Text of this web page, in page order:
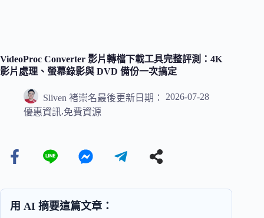
VideoProc Converter 影片轉檔下載工具完整評測：4K
影片處理、螢幕錄影與 DVD 備份一次搞定
Sliven 褚崇名最後更新日期：
2026-07-28
優惠資訊,免費資源
用 AI 摘要這篇文章：